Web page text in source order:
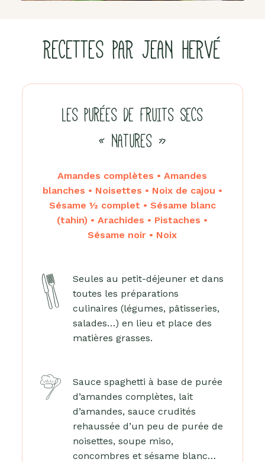
RECETTES PAR JEAN HERVÉ
LES PURÉES DE FRUITS SECS
« NATURES »
Amandes complètes • Amandes
blanches • Noisettes • Noix de cajou •
Sésame ½ complet • Sésame blanc
(tahin) • Arachides • Pistaches •
Sésame noir • Noix
Seules au petit-déjeuner et dans
toutes les préparations
culinaires (légumes, pâtisseries,
salades…) en lieu et place des
matières grasses.
Sauce spaghetti à base de purée
d’amandes complètes, lait
d’amandes, sauce crudités
rehaussée d’un peu de purée de
noisettes, soupe miso,
concombres et sésame blanc…